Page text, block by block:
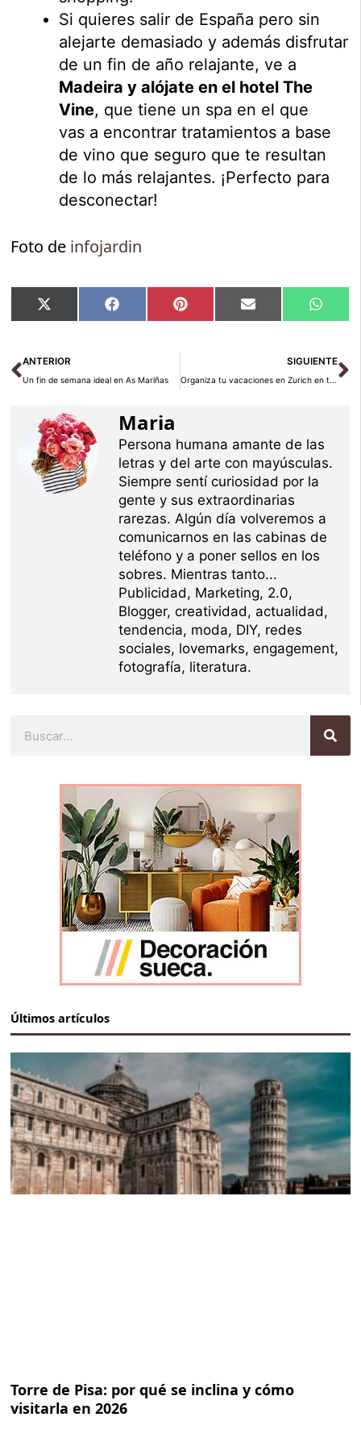
Si quieres salir de España pero sin
alejarte demasiado y además disfrutar
de un fin de año relajante, ve a
Madeira y alójate en el hotel The
Vine, que tiene un spa en el que
vas a encontrar tratamientos a base
de vino que seguro que te resultan
de lo más relajantes. ¡Perfecto para
desconectar!
Foto de infojardin
Compartir
en
X
(Twitter)
Compartir
en
Facebook Compartir
en
Pinterest Compartir
en
Email
en
Ant
ANTERIOR
Un fin de semana ideal en As Mariñas
SIGUIENTE
Organiza tu vacaciones en Zurich en tiempo real
Maria
Persona humana amante de las
letras y del arte con mayúsculas.
Siempre sentí curiosidad por la
gente y sus extraordinarias
rarezas. Algún día volveremos a
comunicarnos en las cabinas de
teléfono y a poner sellos en los
sobres. Mientras tanto...
Publicidad, Marketing, 2.0,
Blogger, creatividad, actualidad,
tendencia, moda, DIY, redes
sociales, lovemarks, engagement,
fotografía, literatura.
Últimos artículos
Torre de Pisa: por qué se inclina y cómo
visitarla en 2026